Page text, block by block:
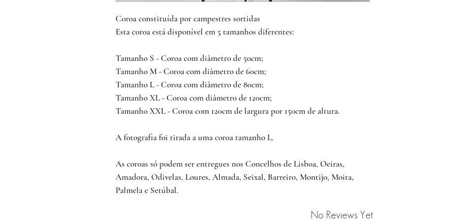
Coroa constituída por campestres sortidas
Esta coroa está disponível em 5 tamanhos diferentes:
Tamanho S - Coroa com diâmetro de 50cm;
Tamanho M - Coroa com diâmetro de 60cm;
Tamanho L - Coroa com diâmetro de 80cm;
Tamanho XL - Coroa com diâmetro de 120cm;
Tamanho XXL - Coroa com 120cm de largura por 150cm de altura.
A fotografia foi tirada a uma coroa tamanho L.
As coroas só podem ser entregues nos Concelhos de Lisboa, Oeiras,
Amadora, Odivelas, Loures, Almada, Seixal, Barreiro, Montijo, Moita,
Palmela e Setúbal.
No Reviews Yet